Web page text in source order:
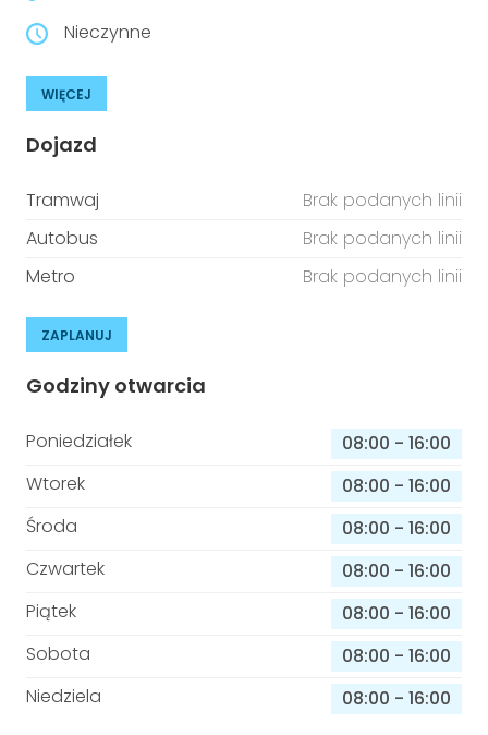
Nieczynne
WIĘCEJ
Dojazd
Tramwaj
Brak podanych linii
Autobus
Brak podanych linii
Metro
Brak podanych linii
ZAPLANUJ
Godziny otwarcia
Poniedziałek 08:00 - 16:00
Wtorek
08:00 - 16:00
Środa
08:00 - 16:00
Czwartek
08:00 - 16:00
Piątek
08:00 - 16:00
Sobota
08:00 - 16:00
Niedziela
08:00 - 16:00